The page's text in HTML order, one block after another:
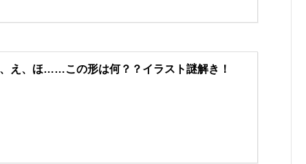
え、ほ……この形は何？？イラスト謎解き！